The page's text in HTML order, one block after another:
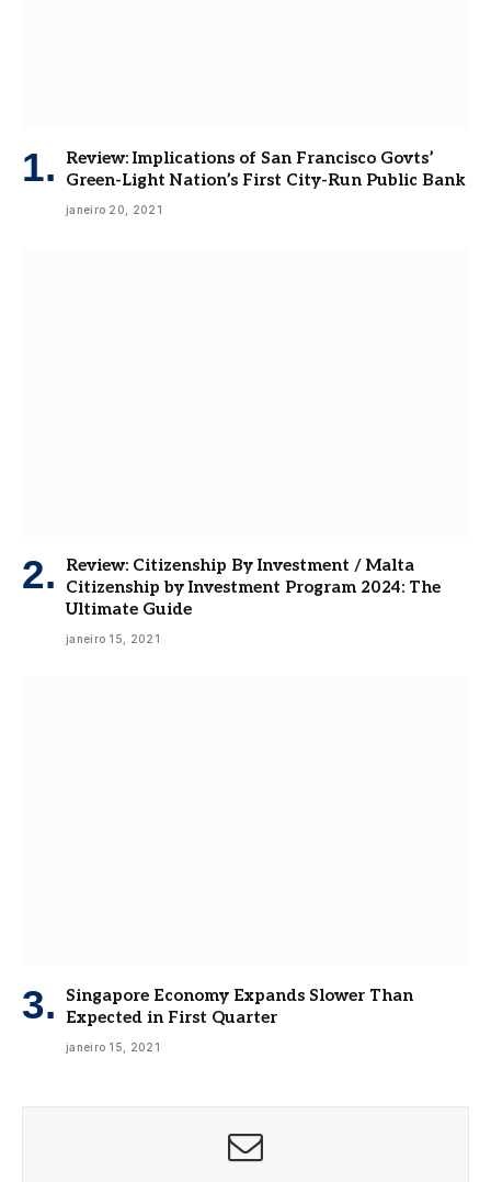
Review: Implications of San Francisco Govts’
Green-Light Nation’s First City-Run Public Bank
janeiro 20, 2021
Review: Citizenship By Investment / Malta
Citizenship by Investment Program 2024: The
Ultimate Guide
janeiro 15, 2021
Singapore Economy Expands Slower Than
Expected in First Quarter
janeiro 15, 2021